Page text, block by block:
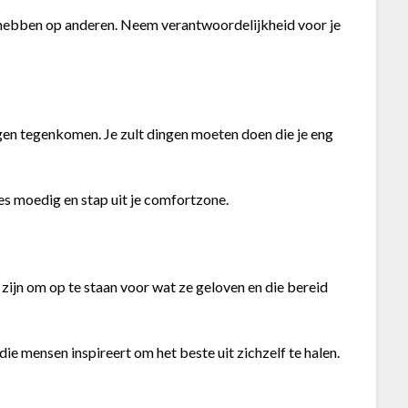
op anderen. Neem verantwoordelijkheid voor je
tegenkomen. Je zult dingen moeten doen die je eng
moedig en stap uit je comfortzone.
om op te staan voor wat ze geloven en die bereid
mensen inspireert om het beste uit zichzelf te halen.